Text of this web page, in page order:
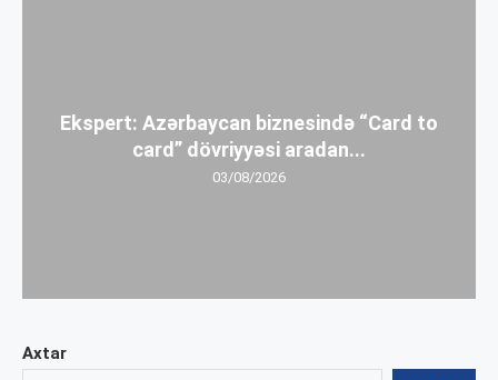
Axtar
Ekspert: Azərbaycan biznesində “Card to
card” dövriyyəsi aradan...
03/08/2026